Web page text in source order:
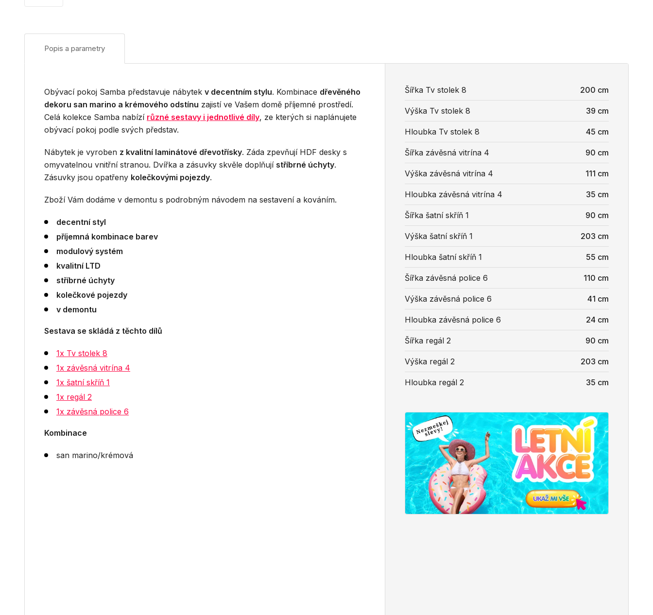
Popis a parametry
Šířka Tv stolek 8 200 cm
Výška Tv stolek 8 39 cm
Hloubka Tv stolek 8 45 cm
Šířka závěsná vitrína 4 90 cm
Výška závěsná vitrína 4 111 cm
Hloubka závěsná vitrína 4 35 cm
Šířka šatní skříň 1 90 cm
Výška šatní skříň 1 203 cm
Hloubka šatní skříň 1 55 cm
Šířka závěsná police 6 110 cm
Výška závěsná police 6 41 cm
Hloubka závěsná police 6 24 cm
Šířka regál 2 90 cm
Výška regál 2 203 cm
Hloubka regál 2 35 cm
Obývací pokoj Samba představuje nábytek v decentním stylu. Kombinace dřevěného
dekoru san marino a krémového odstínu zajistí ve Vašem domě příjemné prostředí.
Celá kolekce Samba nabízí různé sestavy i jednotlivé díly, ze kterých si naplánujete
obývací pokoj podle svých představ.
Nábytek je vyroben z kvalitní laminátové dřevotřísky. Záda zpevňují HDF desky s
omyvatelnou vnitřní stranou. Dvířka a zásuvky skvěle doplňují stříbrné úchyty.
Zásuvky jsou opatřeny kolečkovými pojezdy.
Zboží Vám dodáme v demontu s podrobným návodem na sestavení a kováním.
decentní styl
příjemná kombinace barev
modulový systém
kvalitní LTD
stříbrné úchyty
kolečkové pojezdy
v demontu
Sestava se skládá z těchto dílů
1x Tv stolek 8
1x závěsná vitrína 4
1x šatní skříň 1
1x regál 2
1x závěsná police 6
Kombinace
san marino/krémová